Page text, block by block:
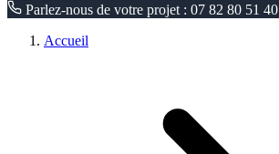
Parlez-nous de votre projet : 07 82 80 51 40
Accueil